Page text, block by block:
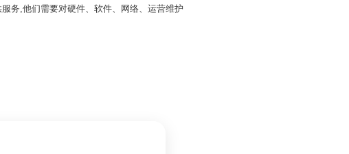
务,他们需要对硬件、软件、网络、运营维护